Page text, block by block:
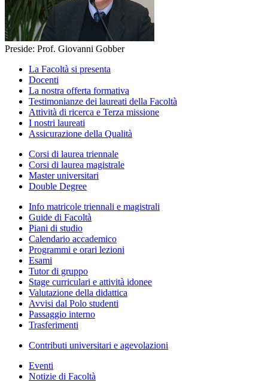
Preside: Prof. Giovanni Gobber
La Facoltà si presenta
Docenti
La nostra offerta formativa
Testimonianze dei laureati della Facoltà
Attività di ricerca e Terza missione
I nostri laureati
Assicurazione della Qualità
Corsi di laurea triennale
Corsi di laurea magistrale
Master universitari
Double Degree
Info matricole triennali e magistrali
Guide di Facoltà
Piani di studio
Calendario accademico
Programmi e orari lezioni
Esami
Tutor di gruppo
Stage curriculari e attività idonee
Valutazione della didattica
Avvisi dal Polo studenti
Passaggio interno
Trasferimenti
Contributi universitari e agevolazioni
Eventi
Notizie di Facoltà